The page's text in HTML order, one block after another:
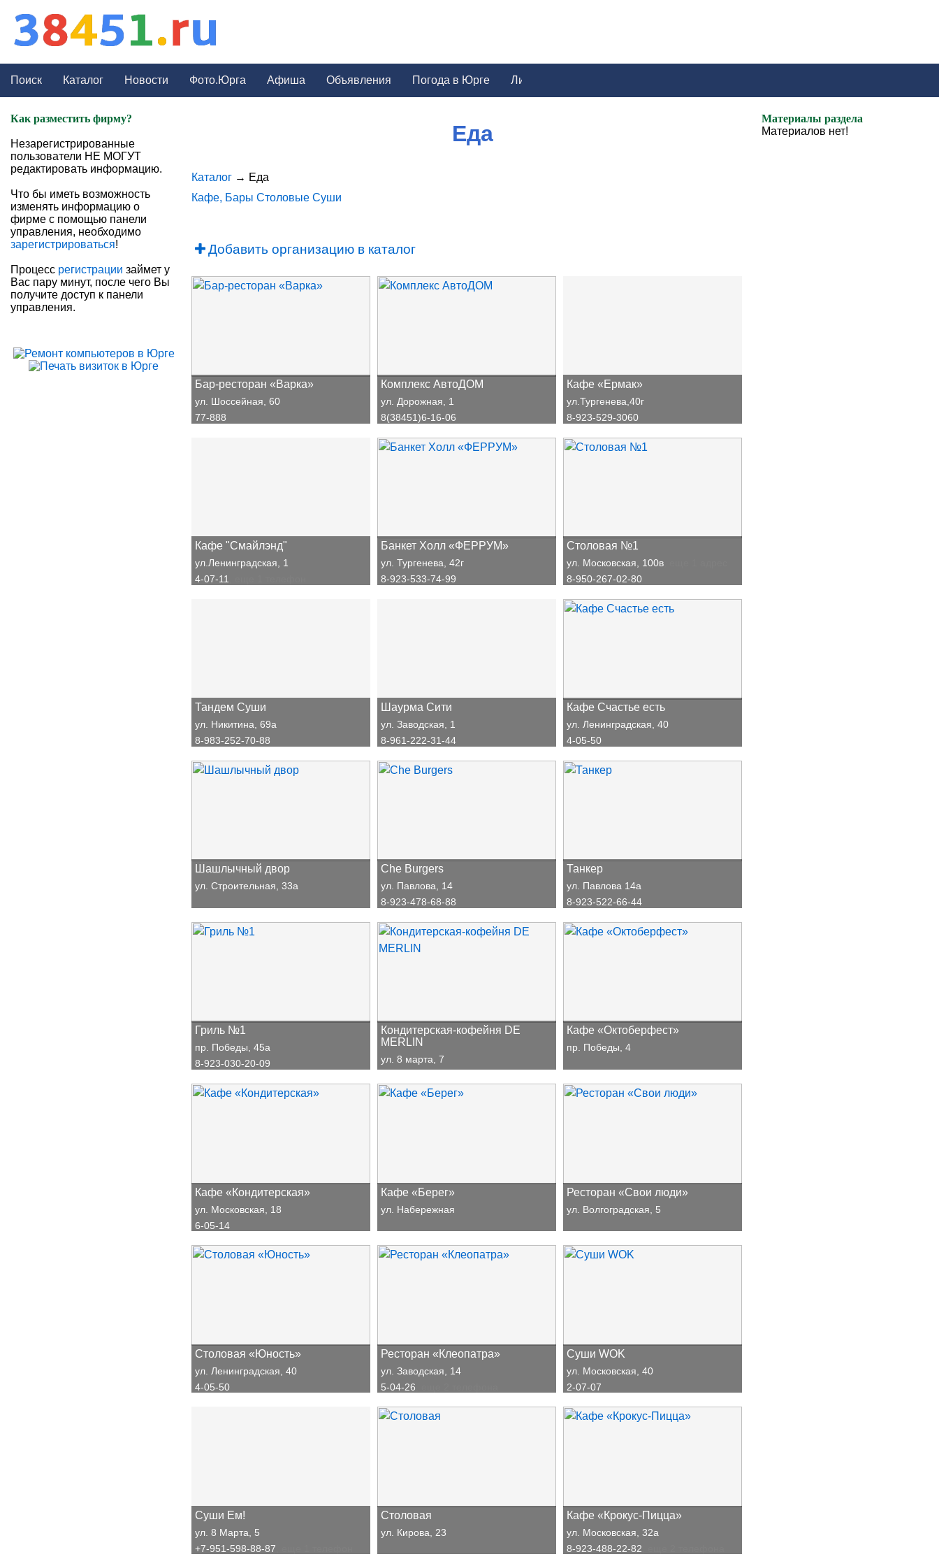
Поиск Каталог Новости Фото.Юрга Афиша Объявления Погода в Юрге
Еда
Каталог→ Еда
Кафе, Бары Столовые Суши
Добавить организацию в каталог
Бар-ресторан «Варка»
ул. Шоссейная, 60
77-888
Комплекс АвтоДОМ
ул. Дорожная, 1
8(38451)6-16-06
Кафе «Ермак»
ул.Тургенева,40г
8-923-529-3060
Кафе "Смайлэнд"
ул.Ленинградская, 1
4-07-11
Банкет Холл «ФЕРРУМ»
ул. Тургенева, 42г
8-923-533-74-99
Столовая №1
ул. Московская, 100в, еще 1 адрес
8-950-267-02-80
Тандем Суши
ул. Никитина, 69а
8-983-252-70-88
Шаурма Сити
ул. Заводская, 1
8-961-222-31-44
Кафе Счастье есть
ул. Ленинградская, 40
4-05-50
Шашлычный двор
ул. Строительная, 33а
Che Burgers
ул. Павлова, 14
8-923-478-68-88
Танкер
ул. Павлова 14а
8-923-522-66-44
Гриль №1
пр. Победы, 45а
8-923-030-20-09
Кондитерская-кофейня DE
MERLIN
ул. 8 марта, 7
Кафе «Октоберфест»
пр. Победы, 4
Кафе «Кондитерская»
ул. Московская, 18
6-05-14
Кафе «Берег»
ул. Набережная
Ресторан «Свои люди»
ул. Волгоградская, 5
Столовая «Юность»
ул. Ленинградская, 40
4-05-50
Ресторан «Клеопатра»
ул. Заводская, 14
5-04-26
Суши WOK
ул. Московская, 40
2-07-07
Суши Ем!
ул. 8 Марта, 5
+7-951-598-88-87
Столовая
ул. Кирова, 23
Кафе «Крокус-Пицца»
ул. Московская, 32а
8-923-488-22-82
Как разместить фирму?
Незарегистрированные
пользователи НЕ МОГУТ
редактировать информацию.
Что бы иметь возможность
изменять информацию о
фирме с помощью панели
управления, необходимо
зарегистрироваться!
Процесс регистрации займет у
Вас пару минут, после чего Вы
получите доступ к панели
управления.
Материалы раздела
Материалов нет!